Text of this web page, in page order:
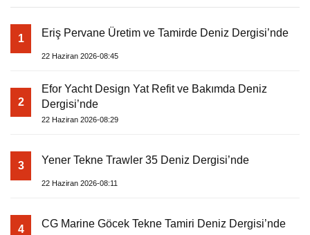
1 Eriş Pervane Üretim ve Tamirde Deniz Dergisi’nde
22 Haziran 2026-08:45
2
Efor Yacht Design Yat Refit ve Bakımda Deniz
Dergisi’nde
22 Haziran 2026-08:29
3 Yener Tekne Trawler 35 Deniz Dergisi’nde
22 Haziran 2026-08:11
4 CG Marine Göcek Tekne Tamiri Deniz Dergisi’nde